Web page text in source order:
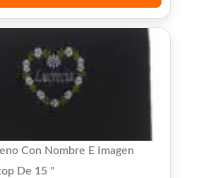
Con Nombre E Imagen
De 15 "